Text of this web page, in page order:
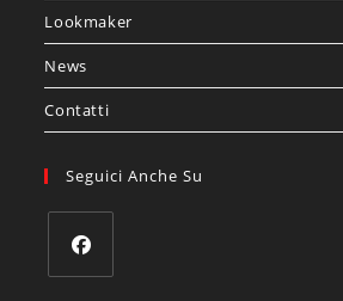
Lookmaker
News
Contatti
Seguici Anche Su